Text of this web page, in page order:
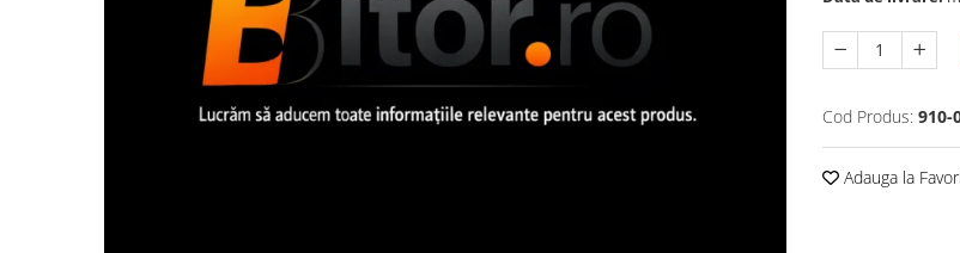
Imprimanta Laser Mono
Multifuncțional Cerneală
Cod Produs: 910-
Adauga la